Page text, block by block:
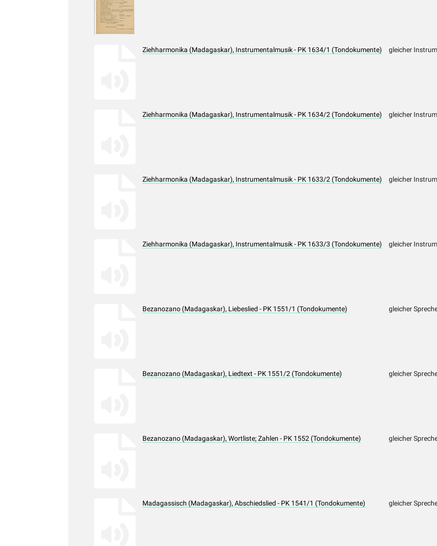
Ziehharmonika (Madagaskar), Instrumentalmusik - PK 1634/1 (Tondokumente) gleicher
Ziehharmonika (Madagaskar), Instrumentalmusik - PK 1634/2 (Tondokumente) gleicher
Ziehharmonika (Madagaskar), Instrumentalmusik - PK 1633/2 (Tondokumente) gleicher
Ziehharmonika (Madagaskar), Instrumentalmusik - PK 1633/3 (Tondokumente) gleicher
Bezanozano (Madagaskar), Liebeslied - PK 1551/1 (Tondokumente) gleicher
Bezanozano (Madagaskar), Liedtext - PK 1551/2 (Tondokumente) gleicher
Bezanozano (Madagaskar), Wortliste; Zahlen - PK 1552 (Tondokumente) gleicher
Madagassisch (Madagaskar), Abschiedslied - PK 1541/1 (Tondokumente) gleicher